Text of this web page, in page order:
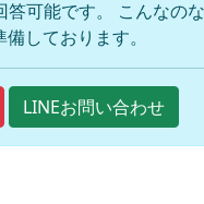
能です。 こんなのな
しております。
LINEお問い合わせ